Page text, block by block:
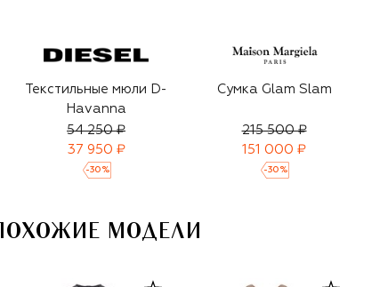
Текстильные мюли D-
Havanna
54 250 ₽
37 950 ₽
-30 %
Сумка Glam Slam
215 500 ₽
151 000 ₽
-30 %
ПОХОЖИЕ МОДЕЛИ